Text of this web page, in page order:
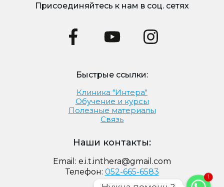
Наши контакты:
Email: e.i.t.inthera@gmail.com
Телефон: 052-665-6583
Быстрые ссылки:
Клиника "Интера"
Обучение и курсы
Полезные материалы
Связь
Присоединяйтесь к нам в соц. сетях
1